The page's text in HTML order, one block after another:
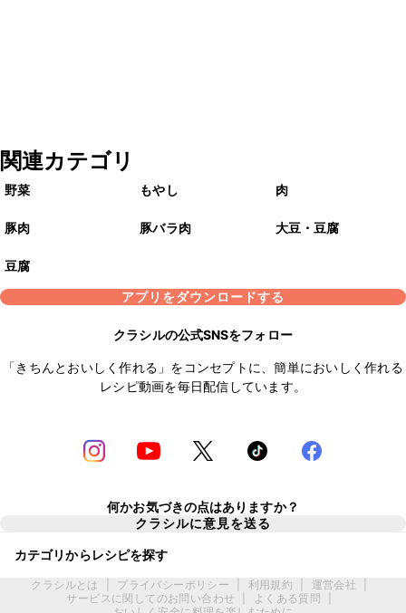
関連カテゴリ
野菜 もやし 肉
豚肉 豚バラ肉 大豆・豆腐
豆腐
アプリをダウンロードする
クラシルの公式SNSをフォロー
「きちんとおいしく作れる」をコンセプトに、簡単においしく作れる
レシピ動画を毎日配信しています。
何かお気づきの点はありますか？
クラシルに意見を送る
カテゴリからレシピを探す
クラシルとは プライバシーポリシー 利用規約 運営会社
サービスに関してのお問い合わせ
よくある質問